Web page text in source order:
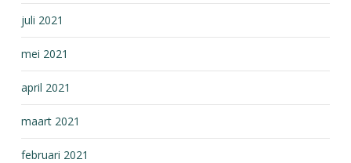
juli 2021
mei 2021
april 2021
maart 2021
februari 2021